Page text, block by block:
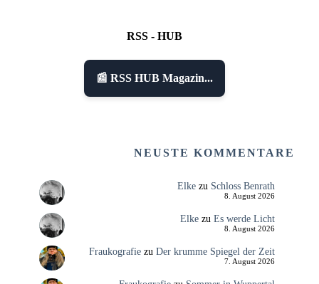
RSS - HUB
📰 RSS HUB Magazin...
NEUSTE KOMMENTARE
Elkezu Schloss Benrath
8. August 2026
Elkezu Es werde Licht
8. August 2026
Fraukografiezu Der krumme Spiegel der Zeit
7. August 2026